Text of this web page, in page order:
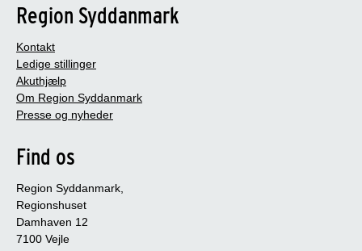
Region Syddanmark
Kontakt
Ledige stillinger
Akuthjælp
Om Region Syddanmark
Presse og nyheder
Find os
Region Syddanmark,
Regionshuset
Damhaven 12
7100 Vejle